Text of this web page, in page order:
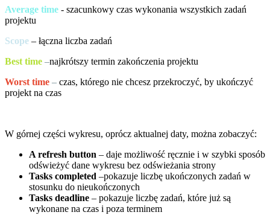
Average time - szacunkowy czas wykonania wszystkich zadań
projektu
Scope – łączna liczba zadań
Best time –najkrótszy termin zakończenia projektu
Worst time – czas, którego nie chcesz przekroczyć, by ukończyć
projekt na czas
W górnej części wykresu, oprócz aktualnej daty, można zobaczyć:
A refresh button – daje możliwość ręcznie i w szybki sposób
odświeżyć dane wykresu bez odświeżania strony
Tasks completed –pokazuje liczbę ukończonych zadań w
stosunku do nieukończonych
Tasks deadline – pokazuje liczbę zadań, które już są
wykonane na czas i poza terminem